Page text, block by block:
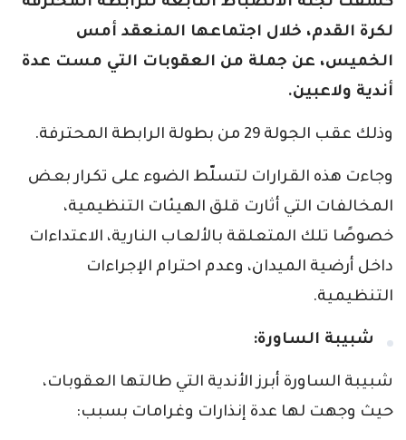
لكرة القدم، خلال اجتماعها المنعقد أمس
الخميس، عن جملة من العقوبات التي مست عدة
أندية ولاعبين.
وذلك عقب الجولة 29 من بطولة الرابطة المحترفة.
وجاءت هذه القرارات لتسلّط الضوء على تكرار بعض
المخالفات التي أثارت قلق الهيئات التنظيمية،
خصوصًا تلك المتعلقة بالألعاب النارية، الاعتداءات
داخل أرضية الميدان، وعدم احترام الإجراءات
التنظيمية.
شبيبة الساورة:
شبيبة الساورة أبرز الأندية التي طالتها العقوبات،
حيث وجهت لها عدة إنذارات وغرامات بسبب: